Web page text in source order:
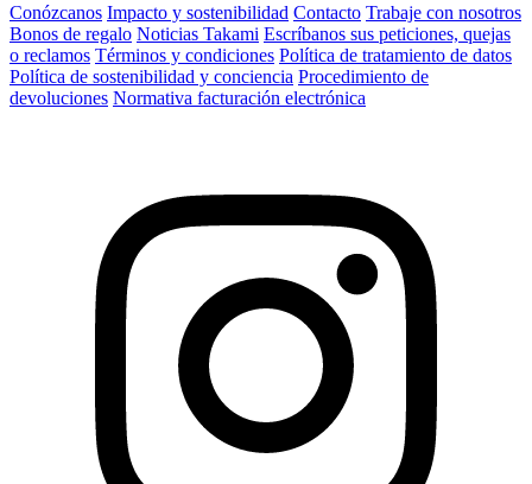
Conózcanos Impacto y sostenibilidad Contacto Trabaje con nosotros
Bonos de regalo Noticias Takami Escríbanos sus peticiones, quejas
o reclamos Términos y condiciones Política de tratamiento de datos
Política de sostenibilidad y conciencia Procedimiento de
devoluciones Normativa facturación electrónica